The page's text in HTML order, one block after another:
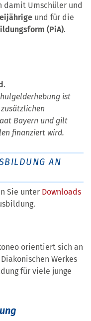
damit Umschüler und
und für die
(PiA).
.
ist
Bayern und gilt
finanziert wird.
AN
Sie unter Downloads
orientiert sich an
Werkes
für viele junge